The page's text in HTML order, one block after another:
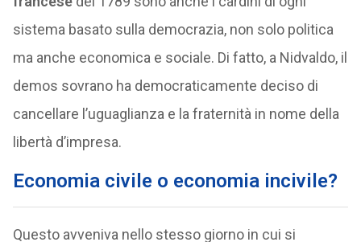
sistema basato sulla democrazia, non solo politica
ma anche economica e sociale. Di fatto, a Nidvaldo, il
demos sovrano ha democraticamente deciso di
cancellare l’uguaglianza e la fraternità in nome della
libertà d’impresa.
Economia civile o economia incivile?
Questo avveniva nello stesso giorno in cui si